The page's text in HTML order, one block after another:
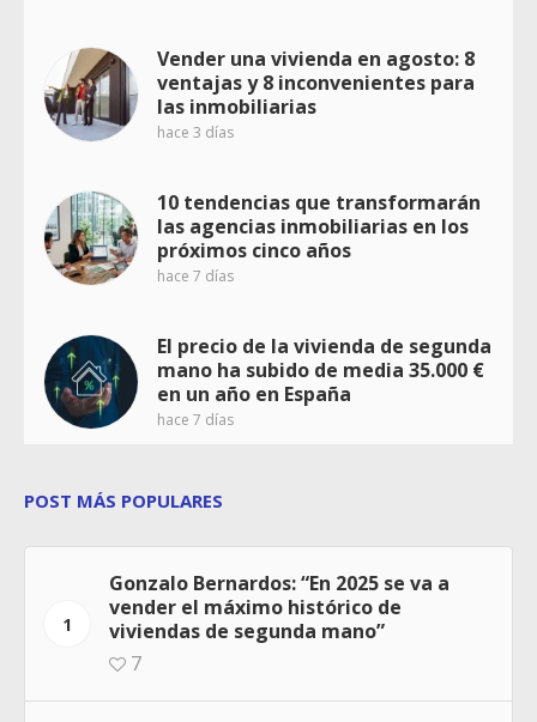
Vender una vivienda en agosto: 8
ventajas y 8 inconvenientes para
las inmobiliarias
hace 3 días
10 tendencias que transformarán
las agencias inmobiliarias en los
próximos cinco años
hace 7 días
El precio de la vivienda de segunda
mano ha subido de media 35.000 €
en un año en España
hace 7 días
POST MÁS POPULARES
1
Gonzalo Bernardos: “En 2025 se va a
vender el máximo histórico de
viviendas de segunda mano”
7